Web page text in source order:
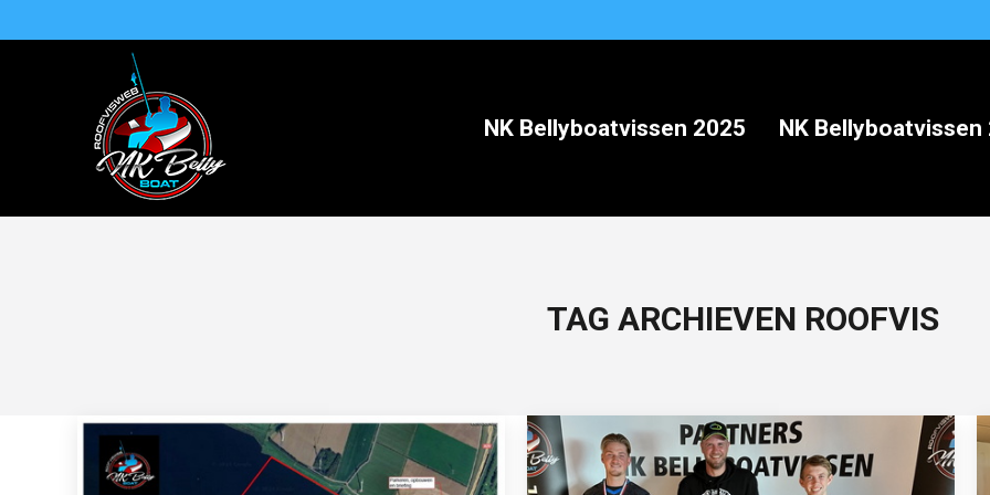
NK Bellyboatvissen 2025 NK Bellyboatvissen
TAG ARCHIEVEN ROOFVIS